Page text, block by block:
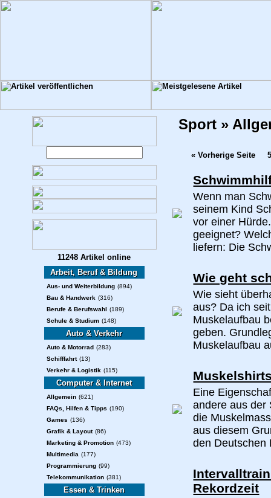
11248 Artikel online
Arbeit, Beruf & Bildung
Aus- und Weiterbildung (894)
Bau & Handwerk (316)
Berufe & Berufswahl (189)
Schule & Studium (148)
Auto & Verkehr
Auto & Motorrad (283)
Schifffahrt (13)
Verkehr & Logistik (115)
Computer & Internet
Allgemein (621)
FAQs, Hilfen & Tipps (190)
Games (136)
Grafik & Layout (86)
Marketing & Promotion (473)
Multimedia (177)
Programmierung (99)
Telekommunikation (381)
Essen & Trinken
Sport »
« Vorherige Seite
Wenn man
seinem Kind
vor einer
geeignet?
liefern: Die
Wie geht
Wie sieht
aus? Da ich
Muskelaufbau
geben.
Muskelaufbau
Eine
andere aus der
die
aus diesem
den Deutschen
Rekordzeit